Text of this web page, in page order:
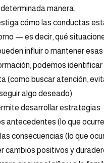
manera.
cómo las conductas
— es decir, qué
influir o mantener esas
podemos identificar
(como buscar atención,
algo deseado).
desarrollar estrategias
antecedentes (lo que ocurre
consecuencias (lo que
cambios positivos y